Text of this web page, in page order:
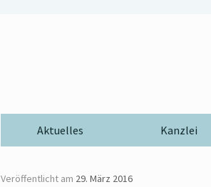
Aktuelles Kanzlei
Veröffentlicht am 29. März 2016